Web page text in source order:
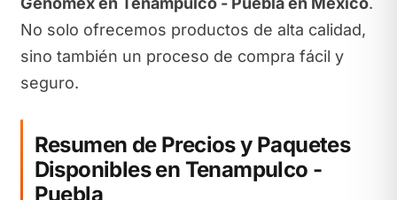
No solo ofrecemos productos de alta calidad,
sino también un proceso de compra fácil y
seguro.
Resumen de Precios y Paquetes
Disponibles en Tenampulco -
Puebla